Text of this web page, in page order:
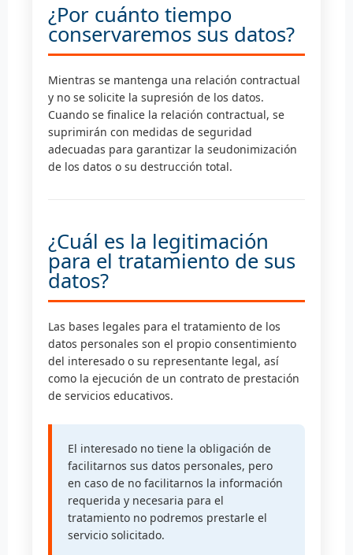
¿Por cuánto tiempo
conservaremos sus datos?
Mientras se mantenga una relación contractual
y no se solicite la supresión de los datos.
Cuando se finalice la relación contractual, se
suprimirán con medidas de seguridad
adecuadas para garantizar la seudonimización
de los datos o su destrucción total.
¿Cuál es la legitimación
para el tratamiento de sus
datos?
Las bases legales para el tratamiento de los
datos personales son el propio consentimiento
del interesado o su representante legal, así
como la ejecución de un contrato de prestación
de servicios educativos.
El interesado no tiene la obligación de
facilitarnos sus datos personales, pero
en caso de no facilitarnos la información
requerida y necesaria para el
tratamiento no podremos prestarle el
servicio solicitado.